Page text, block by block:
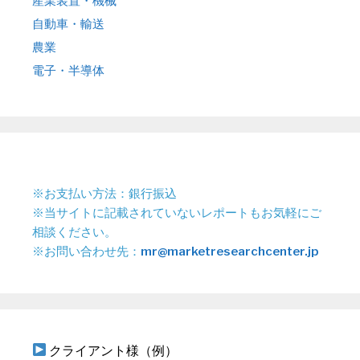
自動車・輸送
農業
電子・半導体
※お支払い方法：銀行振込
※当サイトに記載されていないレポートもお気軽にご
相談ください。
※お問い合わせ先： mr@marketresearchcenter.jp
クライアント様（例）